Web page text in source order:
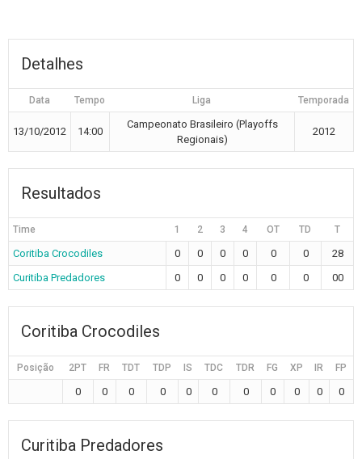
Detalhes
Data Tempo Liga Temporada
13/10/2012 14:00
Campeonato Brasileiro (Playoffs
Regionais)
2012
Resultados
Time 1 2 3 4 OT TD T
Coritiba Crocodiles 0 0 0 0 0 0
28
Curitiba Predadores
0 0 0 0 0 0 00
Coritiba Crocodiles
Posição 2PT FR TDT TDP IS TDC TDR FG XP IR FP
0 0 0 0 0 0 0 0 0 0 0
Curitiba Predadores